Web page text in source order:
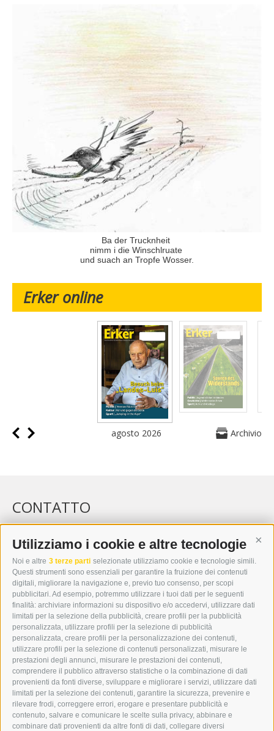
Utilizziamo i cookie e altre tecnologie
Noi e altre 3 terze parti selezionate utilizziamo cookie e tecnologie simili.
Questi strumenti sono essenziali per garantire la fruizione dei contenuti
digitali, migliorare la navigazione e, previo tuo consenso, per scopi
pubblicitari. Ad esempio, potremmo utilizzare i tuoi dati per le seguenti
finalità: archiviare informazioni su dispositivo e/o accedervi, utilizzare dati
limitati per la selezione della pubblicità, creare profili per la pubblicità
personalizzata, utilizzare profili per la selezione di pubblicità
personalizzata, creare profili per la personalizzazione dei contenuti,
utilizzare profili per la selezione di contenuti personalizzati, misurare le
prestazioni degli annunci, misurare le prestazioni dei contenuti,
comprendere il pubblico attraverso statistiche o la combinazione di dati
provenienti da fonti diverse, sviluppare e migliorare i servizi, utilizzare dati
limitati per la selezione dei contenuti, garantire la sicurezza, prevenire e
rilevare frodi, correggere errori, erogare e presentare pubblicità e
contenuto, salvare e comunicare le scelte sulla privacy, abbinare e
combinare dati provenienti da altre fonti di dati, collegare diversi
Ba der Trucknheit
nimm i die Winschlruate
und suach an Tropfe Wosser.
Erker online
agosto 2026 Archivio
CONTATTO
WIPP-MEDIA GMBH
DER ERKER
I-39049 VIPITENO
TEL.: +39 0472 766876
GRAFIK@DERERKER.IT
INFO@DERERKER.IT
BARBARA.FONTANA@DERERKER.IT
ERKER
PUBBLICITÀ NELL’ERKER
PUBBLICITÀ ONLINE
ADDEBITO DIRETTO SEPA
REGOLAMENTO COMMENTI
ONLINE VOTING